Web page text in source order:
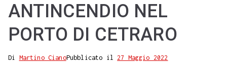
ANTINCENDIO NEL
PORTO DI CETRARO
Di Martino CianoPubblicato il27 Maggio 2022